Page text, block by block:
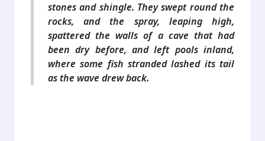
stones and shingle. They swept round the
rocks, and the spray, leaping high,
spattered the walls of a cave that had
been dry before, and left pools inland,
where some fish stranded lashed its tail
as the wave drew back.